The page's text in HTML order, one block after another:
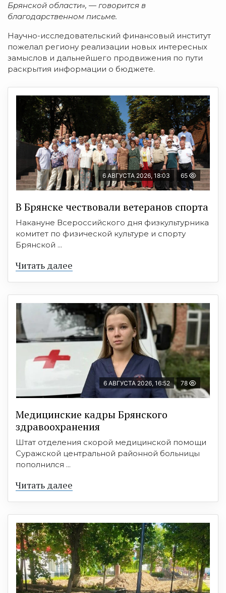
Брянской области», — говорится в
благодарственном письме.
Научно-исследовательский финансовый институт
пожелал региону реализации новых интересных
замыслов и дальнейшего продвижения по пути
раскрытия информации о бюджете.
6 АВГУСТА 2026, 18:03 65
В Брянске чествовали ветеранов спорта
Накануне Всероссийского дня физкультурника
комитет по физической культуре и спорту
Брянской ...
Читать далее
6 АВГУСТА 2026, 16:52 78
Медицинские кадры Брянского
здравоохранения
Штат отделения скорой медицинской помощи
Суражской центральной районной больницы
пополнился ...
Читать далее